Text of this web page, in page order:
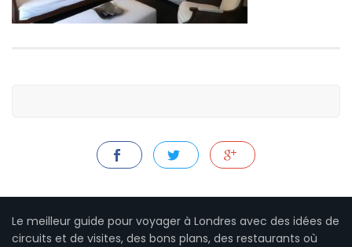
Le meilleur guide pour voyager à Londres avec des idées de
circuits et de visites, des bons plans, des restaurants où